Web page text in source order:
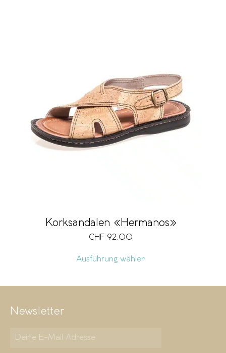
Korksandalen «Hermanos»
CHF 92.00
Ausführung wählen
Newsletter